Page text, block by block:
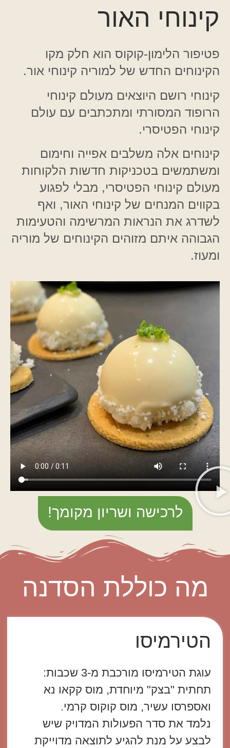
קינוחי האור
פטיפור הלימון-קוקוס הוא חלק מקו
הקינוחים החדש של למוריה קינוחי אור.
קינוחי רושם היוצאים מעולם קינוחי
הרופוד המסורתי ומתכתבים עם עולם
קינוחי הפטיסרי.
קינוחים אלה משלבים אפייה וחימום
ומשתמשים בטכניקות חדשות הלקוחות
מעולם קינוחי הפטיסרי, מבלי לפגוע
בקווים המנחים של קינוחי האור, ואף
לשדרג את הנראות המרשימה והטעימות
הגבוהה איתם מזוהים הקינוחים של מוריה
ומעוז.
לרכישה ושריון מקומך!
מה כוללת הסדנה
הטירמיסו
עוגת הטירמיסו מורכבת מ-3 שכבות:
תחתית "בצק" מיוחדת, מוס קקאו נא
ואספרסו עשיר, מוס קוקוס קרמי.
נלמד את סדר הפעולות המדויק שיש
לבצע על מנת להגיע לתוצאה מדוייקת